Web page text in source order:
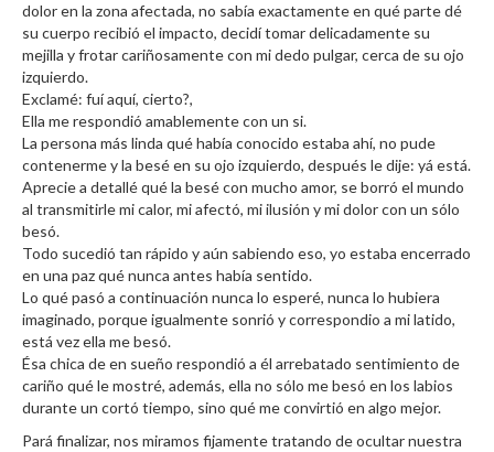
dolor en la zona afectada, no sabía exactamente en qué parte dé
su cuerpo recibió el impacto, decidí tomar delicadamente su
mejilla y frotar cariñosamente con mi dedo pulgar, cerca de su ojo
izquierdo.
Exclamé: fuí aquí, cierto?,
Ella me respondió amablemente con un si.
La persona más linda qué había conocido estaba ahí, no pude
contenerme y la besé en su ojo izquierdo, después le dije: yá está.
Aprecie a detallé qué la besé con mucho amor, se borró el mundo
al transmitirle mi calor, mi afectó, mi ilusión y mi dolor con un sólo
besó.
Todo sucedió tan rápido y aún sabiendo eso, yo estaba encerrado
en una paz qué nunca antes había sentido.
Lo qué pasó a continuación nunca lo esperé, nunca lo hubiera
imaginado, porque igualmente sonrió y correspondio a mi latido,
está vez ella me besó.
Ésa chica de en sueño respondió a él arrebatado sentimiento de
cariño qué le mostré, además, ella no sólo me besó en los labios
durante un cortó tiempo, sino qué me convirtió en algo mejor.
Pará finalizar, nos miramos fijamente tratando de ocultar nuestra